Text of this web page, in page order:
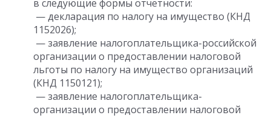
в следующие формы отчетности:
— декларация по налогу на имущество (КНД
1152026);
— заявление налогоплательщика-российской
организации о предоставлении налоговой
льготы по налогу на имущество организаций
(КНД 1150121);
— заявление налогоплательщика-
организации о предоставлении налоговой